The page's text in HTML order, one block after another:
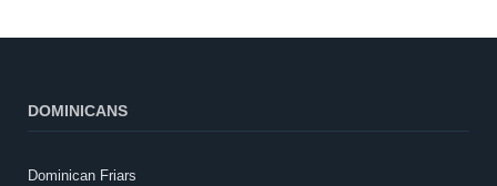
DOMINICANS
Dominican Friars